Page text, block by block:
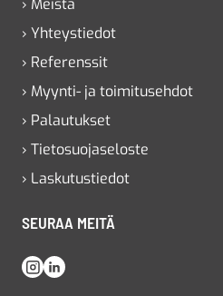
› Meistä
› Yhteystiedot
› Referenssit
› Myynti- ja toimitusehdot
› Palautukset
› Tietosuojaseloste
› Laskutustiedot
SEURAA MEITÄ
Instagram
LinkedIn